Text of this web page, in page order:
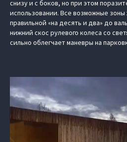
снизу и с боков, но при этом
использовании. Все возможные зоны
правильной «на десять и два» до
нижний скос рулевого колеса со
сильно облегчает маневры на